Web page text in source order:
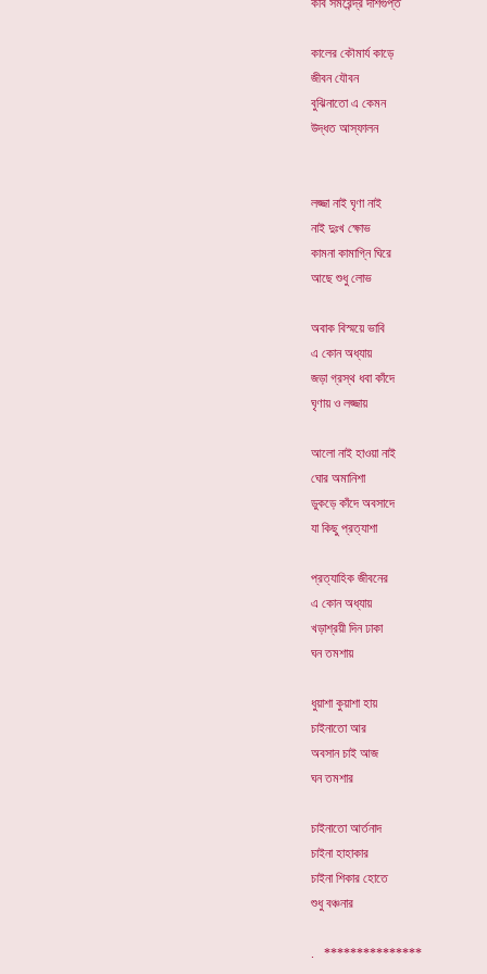
কবি সমরেন্দ্র দাশগুপ্ত
কালের কৌমার্য কাড়ে
জীবন যৌবন
বুঝিনাতো এ কেমন
উদ্ধত আস্ফালন
লজ্জা নাই ঘৃণা নাই
নাই দুঃখ ক্ষোভ
কামনা কামাগ্নি ঘিরে
আছে শুধু লোভ
অবাক বিস্ময়ে ভাবি
এ কোন অধ্যায়
জড়া গ্রস্থ ধবা কাঁদে
ঘৃণায় ও লজ্জায়
আলো নাই হাওয়া নাই
ঘোর অমানিশা
ডুকড়ে কাঁদে অবসাদে
যা কিছু প্রত্যাশা
প্রত্যাহিক জীবনের
এ কোন অধ্যায়
খড়াশ্রয়ী দিন ঢাকা
ঘন তমশায়
ধুয়াশা কুয়াশা হায়
চাইনাতো আর
অবসান চাই আজ
ঘন তমশার
চাইনাতো আর্তনাদ
চাইনা হাহাকার
চাইনা শিকার হোতে
শুধু বঞ্চনার
. ***************